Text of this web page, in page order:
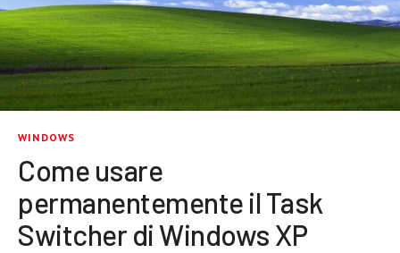
WINDOWS
Come usare
permanentemente il Task
Switcher di Windows XP